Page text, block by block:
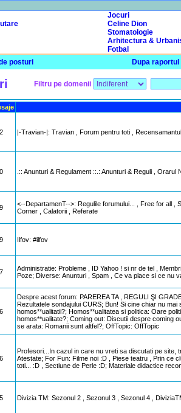
Jocuri
Celine Dion
Stomatologie
Arhitectura &
Fotbal
posturi Dupa
Filtru pe domenii
|-Travian-|: Travian , Forum pentru toti ,
.:: Anunturi & Regulament ::.: Anunturi & Reguli ,
<--DepartamenT-->: Regulile forumului... , Free for all
Corner , Calatorii , Referate
Ilfov: #ilfov
Administratie: Probleme , ID Yahoo ! si nr de tel ,
Poze; Diverse: Anunturi , Spam , Ce va place si ce nu
Despre acest forum: PAREREA TA , REGULI ŞI
Rezultatele sondajului CURS; Bun! Si cine chiar nu
homos**ualitatii?; Homos**ualitatea si politica: Oare
homos**ualitate?; Coming out: Discutii despre coming
se arata: Romanii sunt altfel?; OffTopic: OffTopic
Profesori...In cazul in care nu vreti sa discutati pe site,
Atestate; For Fun: Filme noi :D , Piese teatru , Prin ce
toti... :D , Sectiune de Perle :D; Materiale didactice
Divizia TM: Sezonul 2 , Sezonul 3 , Sezonul 4 ,